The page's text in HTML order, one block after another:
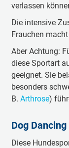
verlassen
Die intensive
Frauchen
Aber Achtung:
diese Sportart
geeignet. Sie
besonders
B. Arthrose)
Dog Dancing
Diese